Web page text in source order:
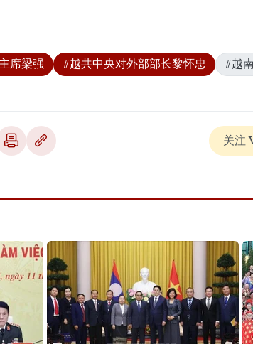
席梁强 #越共中央对外部部长黎怀忠 #越
关注